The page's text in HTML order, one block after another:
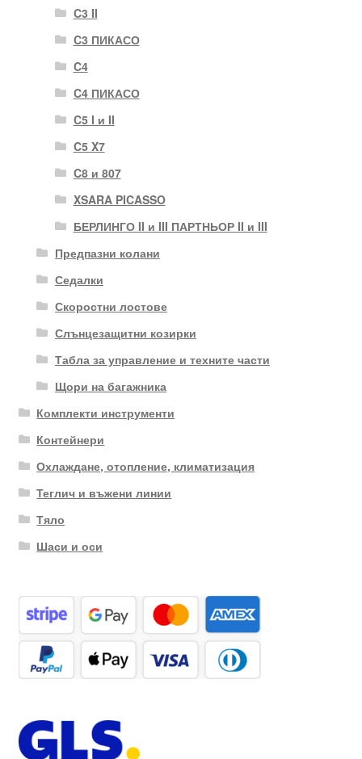
C3 II
C3 ПИКАСО
C4
C4 ПИКАСО
C5 I и II
C5 X7
C8 и 807
XSARA PICASSO
БЕРЛИНГО II и III ПАРТНЬОР II и III
Предпазни колани
Седалки
Скоростни лостове
Слънцезащитни козирки
Табла за управление и техните части
Щори на багажника
Комплекти инструменти
Контейнери
Охлаждане, отопление, климатизация
Теглич и въжени линии
Тяло
Шаси и оси